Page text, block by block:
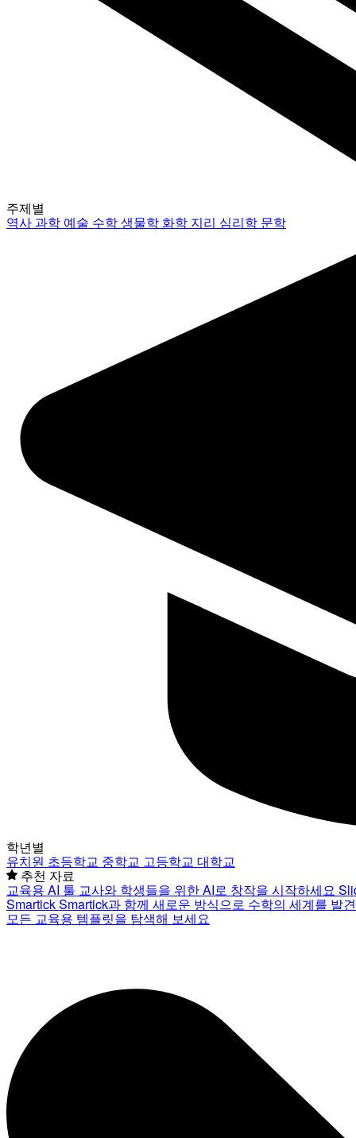
주제별
역사과학 예술 수학생물학 화학 지리 심리학 문학
학년별
유치원 초등학교 중학교 고등학교 대학교
추천 자료
교육용 AI 툴 교사와 학생들을 위한 AI로 창작을 시작하세요
SmartickSmartick과 함께 새로운 방식으로 수학의 세계를 발
모든 교육용 템플릿을 탐색해 보세요